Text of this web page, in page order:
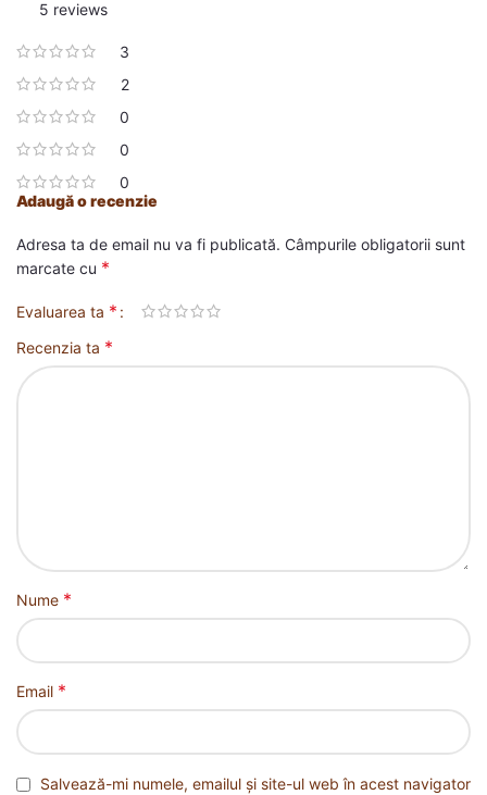
5 reviews
3
2
0
0
0
Adaugă o recenzie
Adresa ta de email nu va fi publicată. Câmpurile obligatorii sunt
marcate cu *
Evaluarea ta *
Recenzia ta *
Nume *
Email *
Salvează-mi numele, emailul și site-ul web în acest navigator